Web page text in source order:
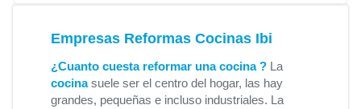
Empresas Reformas Cocinas Ibi
¿Cuanto cuesta reformar una cocina ? La
cocinasuele ser el centro del hogar, las hay
grandes, pequeñas e incluso industriales. La